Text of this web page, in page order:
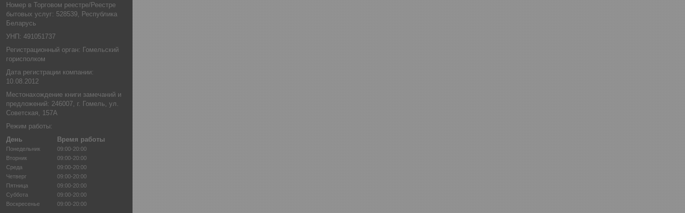
Номер в Торговом реестре/Реестре
бытовых услуг: 528539, Республика
Беларусь
УНП: 491051737
Регистрационный орган: Гомельский
горисполком
Дата регистрации компании:
10.08.2012
Местонахождение книги замечаний и
предложений: 246007, г. Гомель, ул.
Советская, 157А
Режим работы:
День
Время работы
Понедельник
09:00-20:00
Вторник
09:00-20:00
Среда
09:00-20:00
Четверг
09:00-20:00
Пятница
09:00-20:00
Суббота
09:00-20:00
Воскресенье
09:00-20:00